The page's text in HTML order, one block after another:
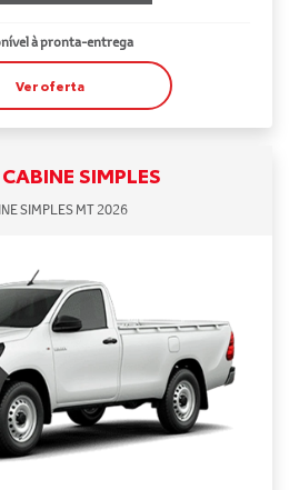
à pronta-entrega
Ver oferta
SIMPLES
SIMPLES MT 2026